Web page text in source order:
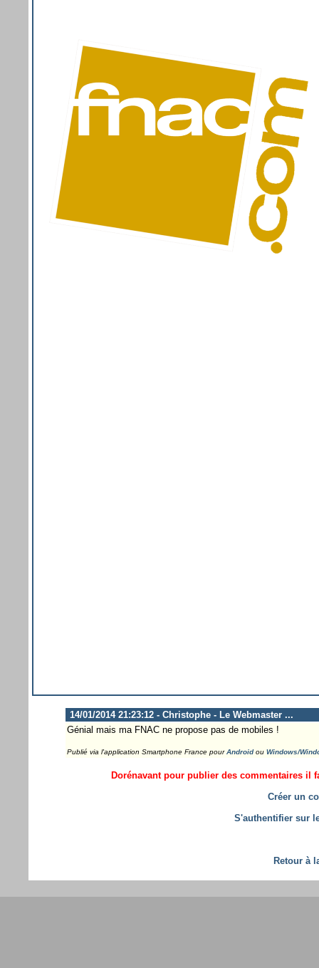
14/01/2014 21:23:12 - Christophe - Le Webmaster ...
Génial mais ma FNAC ne propose pas de mobiles !
Publié via l'application Smartphone France pourAndroidou Windows/
Dorénavant pour publier des commentaires il
Créer un
S'authentifier sur
Retour à